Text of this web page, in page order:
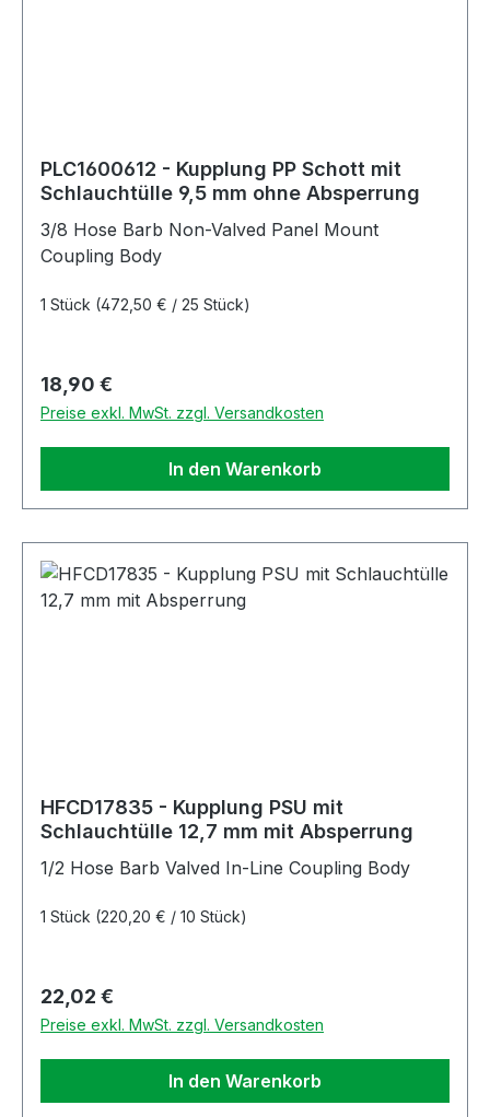
PLC1600612 - Kupplung PP Schott mit
Schlauchtülle 9,5 mm ohne Absperrung
3/8 Hose Barb Non-Valved Panel Mount
Coupling Body
1 Stück (472,50 € / 25 Stück)
Regulärer Preis:
18,90 €
Preise exkl. MwSt. zzgl. Versandkosten
In den Warenkorb
HFCD17835 - Kupplung PSU mit
Schlauchtülle 12,7 mm mit Absperrung
1/2 Hose Barb Valved In-Line Coupling Body
1 Stück (220,20 € / 10 Stück)
Regulärer Preis:
22,02 €
Preise exkl. MwSt. zzgl. Versandkosten
In den Warenkorb